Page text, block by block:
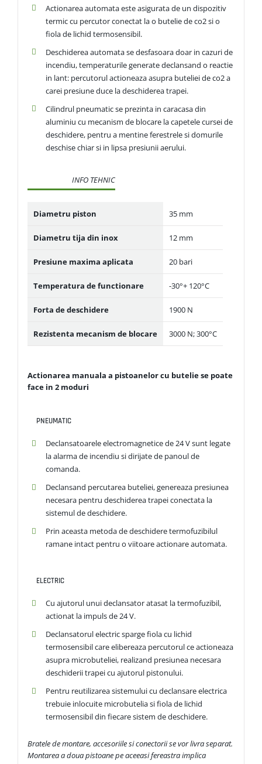
Actionarea automata este asigurata de un dispozitiv
termic cu percutor conectat la o butelie de co2 si o
fiola de lichid termosensibil.
Deschiderea automata se desfasoara doar in cazuri de
incendiu, temperaturile generate declansand o reactie
in lant: percutorul actioneaza asupra buteliei de co2 a
carei presiune duce la deschiderea trapei.
Cilindrul pneumatic se prezinta in caracasa din
aluminiu cu mecanism de blocare la capetele cursei de
deschidere, pentru a mentine ferestrele si domurile
deschise chiar si in lipsa presiunii aerului.
INFO TEHNIC
Diametru piston
Diametru tija din inox
Presiune maxima aplicata
Temperatura de functionare
Forta de deschidere
Rezistenta mecanism de blocare
35 mm
12 mm
20 bari
-30°+ 120°C
1900 N
3000 N; 300°C
Actionarea manuala a pistoanelor cu butelie se poate
face in 2 moduri
PNEUMATIC
Declansatoarele electromagnetice de 24 V sunt legate
la alarma de incendiu si dirijate de panoul de
comanda.
Declansand percutarea buteliei, genereaza presiunea
necesara pentru deschiderea trapei conectata la
sistemul de deschidere.
Prin aceasta metoda de deschidere termofuzibilul
ramane intact pentru o viitoare actionare automata.
ELECTRIC
Cu ajutorul unui declansator atasat la termofuzibil,
actionat la impuls de 24 V.
Declansatorul electric sparge fiola cu lichid
termosensibil care elibereaza percutorul ce actioneaza
asupra microbuteliei, realizand presiunea necesara
deschiderii trapei cu ajutorul pistonului.
Pentru reutilizarea sistemului cu declansare electrica
trebuie inlocuite microbutelia si fiola de lichid
termosensibil din fiecare sistem de deschidere.
Bratele de montare, accesoriile si conectorii se vor livra separat.
Montarea a doua pistoane pe aceeasi fereastra implica